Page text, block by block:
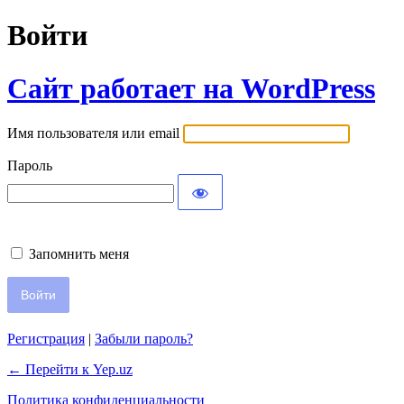
Войти
Сайт работает на WordPress
Имя пользователя или email
Пароль
Запомнить меня
Регистрация | Забыли пароль?
← Перейти к Yep.uz
Политика конфиденциальности